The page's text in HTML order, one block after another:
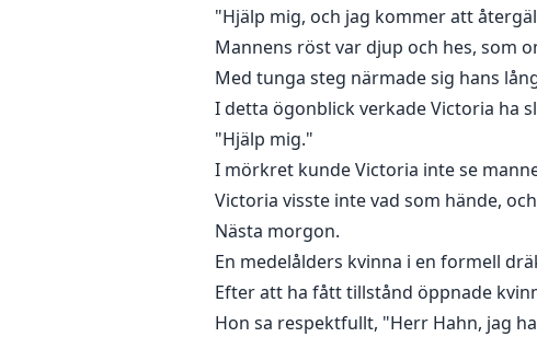
"Hjälp mig, och jag kommer att
Mannens röst var djup och hes, som
Med tunga steg närmade sig hans
I detta ögonblick verkade Victoria ha
"Hjälp mig."
I mörkret kunde Victoria inte se
Victoria visste inte vad som hände,
Nästa morgon.
En medelålders kvinna i en formell
Efter att ha fått tillstånd öppnade
Hon sa respektfullt, "Herr Hahn, jag